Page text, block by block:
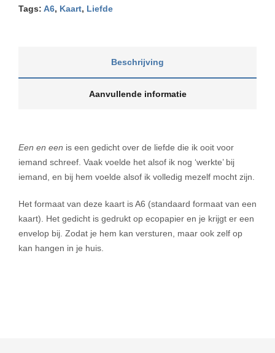
Tags: A6, Kaart, Liefde
Beschrijving
Aanvullende informatie
Een en een is een gedicht over de liefde die ik ooit voor
iemand schreef. Vaak voelde het alsof ik nog ‘werkte’ bij
iemand, en bij hem voelde alsof ik volledig mezelf mocht zijn.
Het formaat van deze kaart is A6 (standaard formaat van een
kaart). Het gedicht is gedrukt op ecopapier en je krijgt er een
envelop bij. Zodat je hem kan versturen, maar ook zelf op
kan hangen in je huis.